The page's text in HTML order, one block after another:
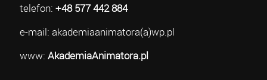
telefon: +48 577 442 884
e-mail: akademiaanimatora(a)wp.pl
www: AkademiaAnimatora.pl